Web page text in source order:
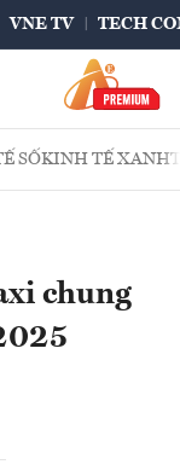
VNE TV TECH
SỐKINH TẾ XANH
chung